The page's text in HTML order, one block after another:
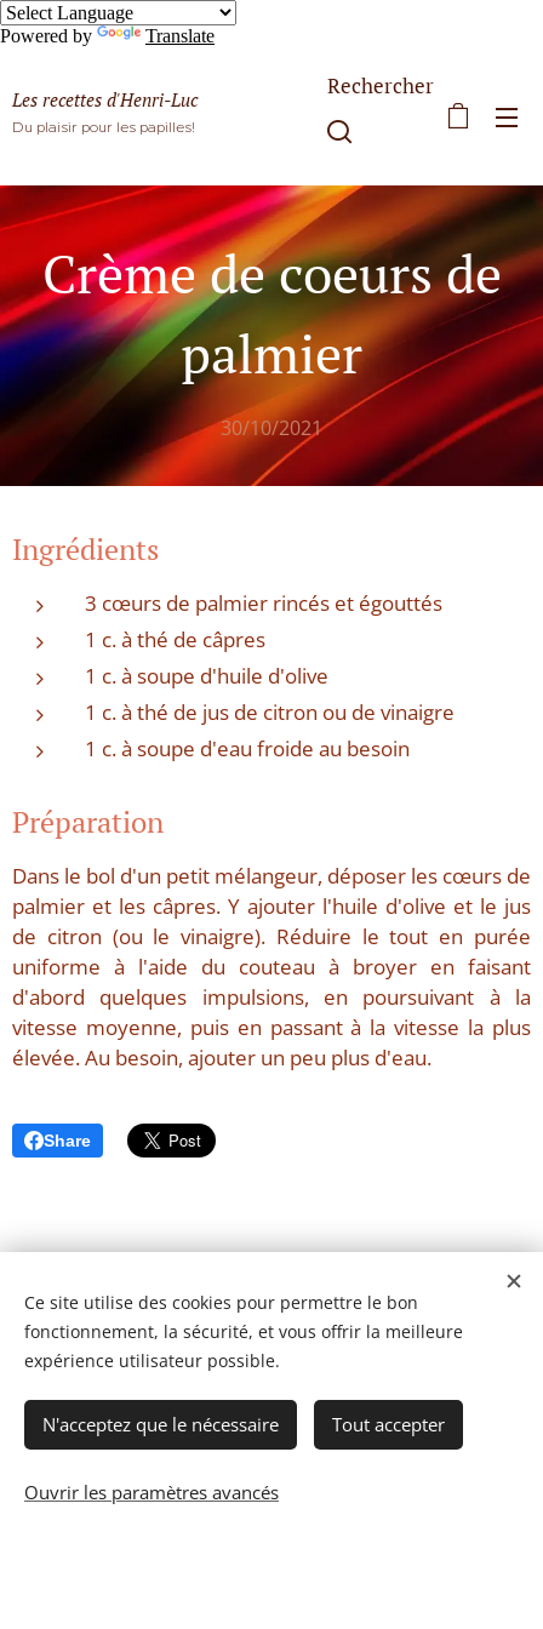
Powered by Translate
Les recettes d'Henri-Luc
Du plaisir pour les papilles!
Rechercher
Crème de coeurs de
palmier
30/10/2021
Ingrédients
3 cœurs de palmier rincés et égouttés
1 c. à thé de câpres
1 c. à soupe d'huile d'olive
1 c. à thé de jus de citron ou de vinaigre
1 c. à soupe d'eau froide au besoin
Préparation
Dans le bol d'un petit mélangeur, déposer les cœurs de
palmier et les câpres. Y ajouter l'huile d'olive et le jus
de citron (ou le vinaigre). Réduire le tout en purée
uniforme à l'aide du couteau à broyer en faisant
d'abord quelques impulsions, en poursuivant à la
vitesse moyenne, puis en passant à la vitesse la plus
élevée. Au besoin, ajouter un peu plus d'eau.
Share
© 2023 Les recettes d'Henri-Luc. Tous droits réservés.
Ce site utilise des cookies pour permettre le bon
fonctionnement, la sécurité, et vous offrir la meilleure
expérience utilisateur possible.
N'acceptez que le nécessaire Tout accepter
Ouvrir les paramètres avancés